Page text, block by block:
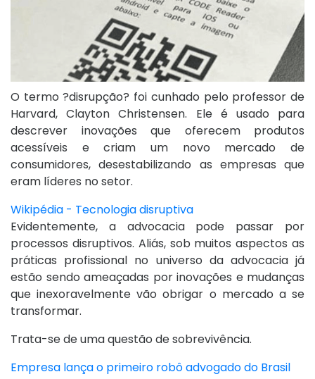
O termo ?disrupção? foi cunhado pelo professor de
Harvard, Clayton Christensen. Ele é usado para
descrever inovações que oferecem produtos
acessíveis e criam um novo mercado de
consumidores, desestabilizando as empresas que
eram líderes no setor.
Wikipédia - Tecnologia disruptiva
Evidentemente, a advocacia pode passar por
processos disruptivos. Aliás, sob muitos aspectos as
práticas profissional no universo da advocacia já
estão sendo ameaçadas por inovações e mudanças
que inexoravelmente vão obrigar o mercado a se
transformar.
Trata-se de uma questão de sobrevivência.
Empresa lança o primeiro robô advogado do Brasil